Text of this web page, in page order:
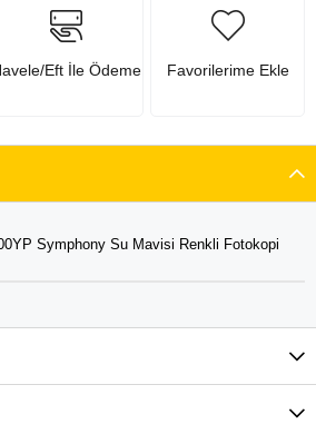
Eft İle Ödeme Favorilerime Ekle
Symphony Su Mavisi Renkli Fotokopi